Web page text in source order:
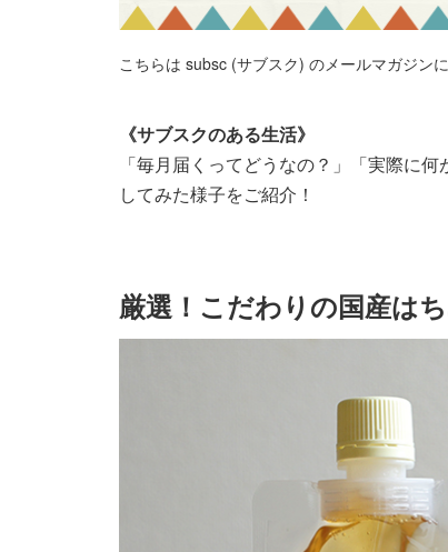
こちらは subsc (サブスク) のメールマガジン
《サブスクのある生活》
「毎月届くってどうなの？」「実際に
してみた様子をご紹介！
厳選！こだわりの国産は